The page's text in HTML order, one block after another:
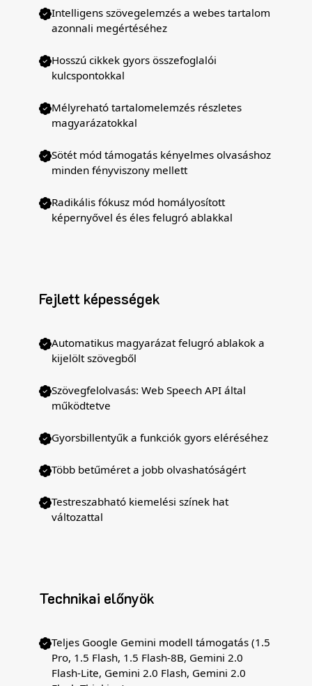
Intelligens szövegelemzés a webes tartalom
azonnali megértéséhez
Hosszú cikkek gyors összefoglalói
kulcspontokkal
Mélyreható tartalomelemzés részletes
magyarázatokkal
Sötét mód támogatás kényelmes olvasáshoz
minden fényviszony mellett
Radikális fókusz mód homályosított
képernyővel és éles felugró ablakkal
Fejlett képességek
Automatikus magyarázat felugró ablakok a
kijelölt szövegből
Szövegfelolvasás: Web Speech API által
működtetve
Gyorsbillentyűk a funkciók gyors eléréséhez
Több betűméret a jobb olvashatóságért
Testreszabható kiemelési színek hat
változattal
Technikai előnyök
Teljes Google Gemini modell támogatás (1.5
Pro, 1.5 Flash, 1.5 Flash-8B, Gemini 2.0
Flash-Lite, Gemini 2.0 Flash, Gemini 2.0